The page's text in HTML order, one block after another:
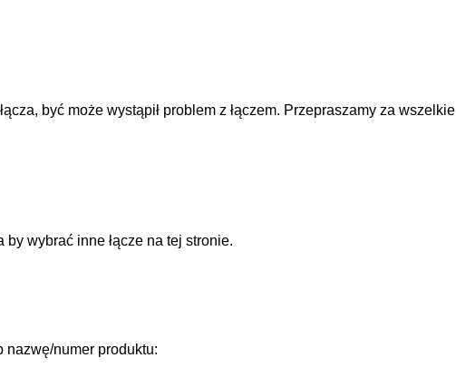
być może wystąpił problem z łączem. Przepraszamy za wszelkie
by wybrać inne łącze na tej stronie.
nazwę/numer produktu: